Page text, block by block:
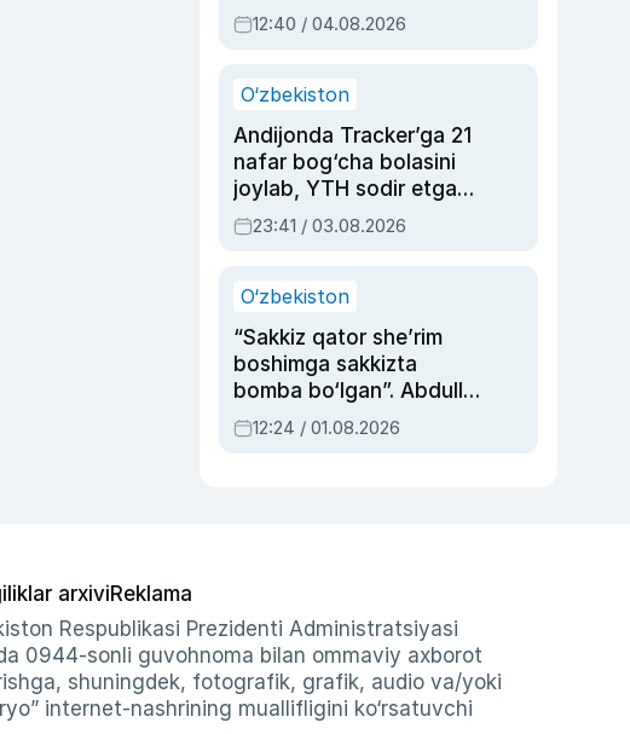
intellektni boshqara
olmay qolishidan xavotir
12:40 / 04.08.2026
O‘zbekiston
Andijonda Tracker’ga 21
nafar bog‘cha bolasini
joylab, YTH sodir etgan
ayolga sud hukmi o‘qildi
23:41 / 03.08.2026
O‘zbekiston
“Sakkiz qator she’rim
boshimga sakkizta
bomba bo‘lgan”. Abdulla
Oripovni siyosiy
ayblovlardan asrab
12:24 / 01.08.2026
arxiviReklama
Respublikasi Prezidenti Administratsiyasi
0944-sonli guvohnoma bilan ommaviy axborot
shuningdek, fotografik, grafik, audio va/yoki
internet-nashrining muallifligini ko‘rsatuvchi